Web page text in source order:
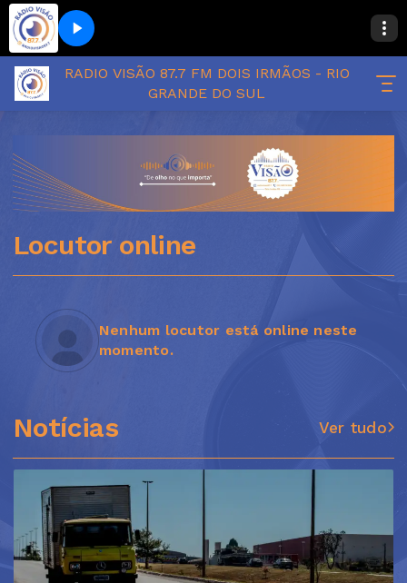
RADIO VISÃO 87.7 FM DOIS IRMÃOS - RIO
GRANDE DO SUL
Locutor online
Nenhum locutor está online neste
momento.
Notícias Ver tudo